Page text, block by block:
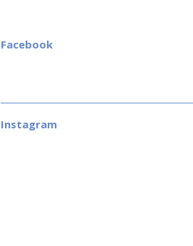
Facebook
Instagram